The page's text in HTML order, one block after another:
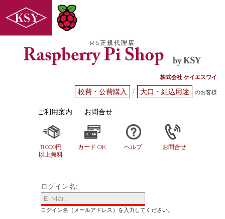
RS正規代理店
株式会社 ケイエスワイ
校費・公費購入 / 大口・組込用途 のお客様
ご利用案内 お問合せ
11,000円
以上無料
カード OK ヘルプ お問合せ
ログイン名: